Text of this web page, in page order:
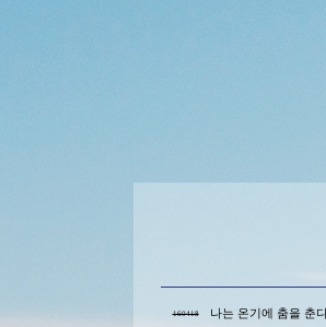
160418 나는 온기에 춤을 춘